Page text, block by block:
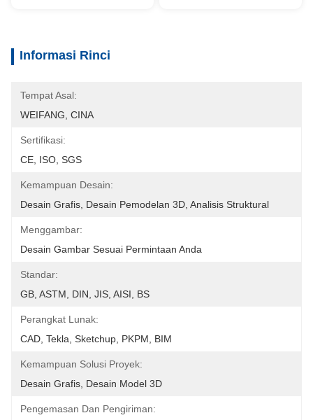
Informasi Rinci
Tempat Asal:
WEIFANG, CINA
Sertifikasi:
CE, ISO, SGS
Kemampuan Desain:
Desain Grafis, Desain Pemodelan 3D, Analisis Struktural
Menggambar:
Desain Gambar Sesuai Permintaan Anda
Standar:
GB, ASTM, DIN, JIS, AISI, BS
Perangkat Lunak:
CAD, Tekla, Sketchup, PKPM, BIM
Kemampuan Solusi Proyek:
Desain Grafis, Desain Model 3D
Pengemasan Dan Pengiriman: